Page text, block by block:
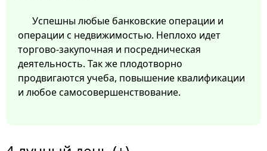
Успешны любые банковские операции и
операции с недвижимостью. Неплохо идет
торгово-закупочная и посредническая
деятельность. Так же плодотворно
продвигаются учеба, повышение квалификации
и любое самосовершенствование.